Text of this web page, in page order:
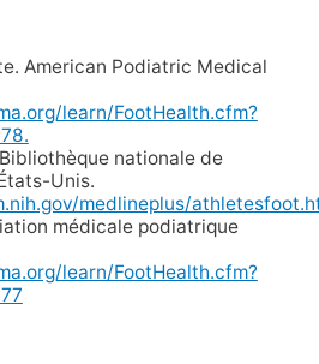
American Podiatric Medical
learn/FootHealth.cfm?
nationale de
Unis.
medlineplus/
médicale podiatrique
learn/FootHealth.cfm?